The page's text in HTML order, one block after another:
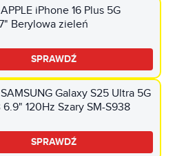
iPhone 16 Plus 5G
Berylowa zieleń
SPRAWDŹ
Galaxy S25 Ultra 5G
6.9" 120Hz Szary SM-S938
SPRAWDŹ